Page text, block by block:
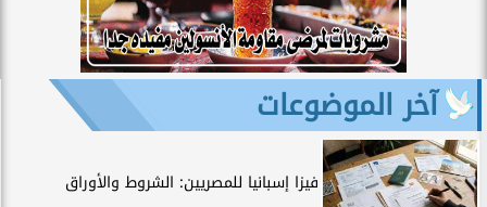
آخر الموضوعات
فيزا إسبانيا للمصريين: الشروط والأوراق